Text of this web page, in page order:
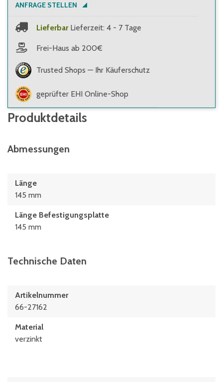
ANFRAGE STELLEN
Lieferbar Lieferzeit: 4 - 7 Tage
Frei-Haus ab 200€
Trusted Shops — Ihr Käuferschutz
geprüfter EHI Online-Shop
Produktdetails
Abmessungen
Länge
145 mm
Länge Befestigungsplatte
145 mm
Technische Daten
Artikelnummer
66-27162
Material
verzinkt